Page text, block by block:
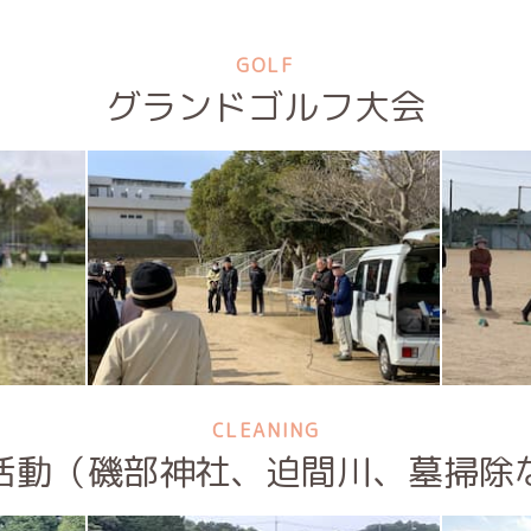
GOLF
グランドゴルフ大会
CLEANING
動（磯部神社、迫間川、墓掃除